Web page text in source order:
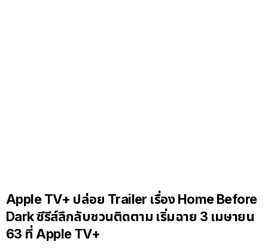
Apple TV+ ปล่อย Trailer เรื่อง Home Before
Dark ซีรีส์ลึกลับชวนติดตาม เริ่มฉาย 3 เมษายน
63 ที่ Apple TV+